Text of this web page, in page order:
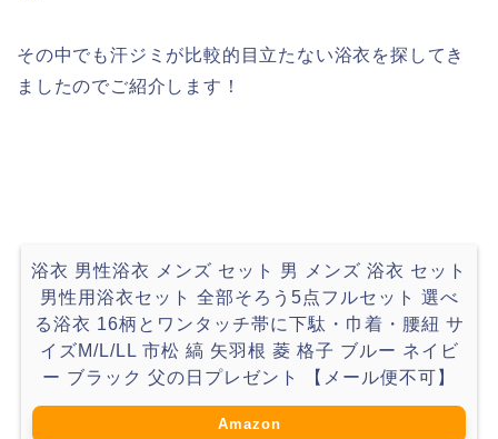
その中でも汗ジミが比較的目立たない浴衣を探してき
ましたのでご紹介します！
浴衣 男性浴衣 メンズ セット 男 メンズ 浴衣 セット
男性用浴衣セット 全部そろう5点フルセット 選べ
る浴衣 16柄とワンタッチ帯に下駄・巾着・腰紐 サ
イズM/L/LL 市松 縞 矢羽根 菱 格子 ブルー ネイビ
ー ブラック 父の日プレゼント 【メール便不可】
Amazon